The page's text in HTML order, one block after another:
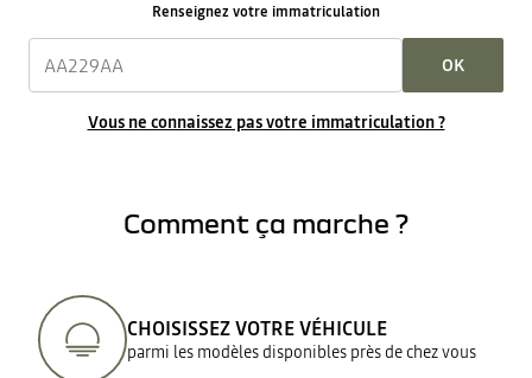
Renseignez votre immatriculation
OK
Vous ne connaissez pas votre immatriculation ?
Comment ça marche ?
CHOISISSEZ VOTRE VÉHICULE
parmi les modèles disponibles près de chez vous